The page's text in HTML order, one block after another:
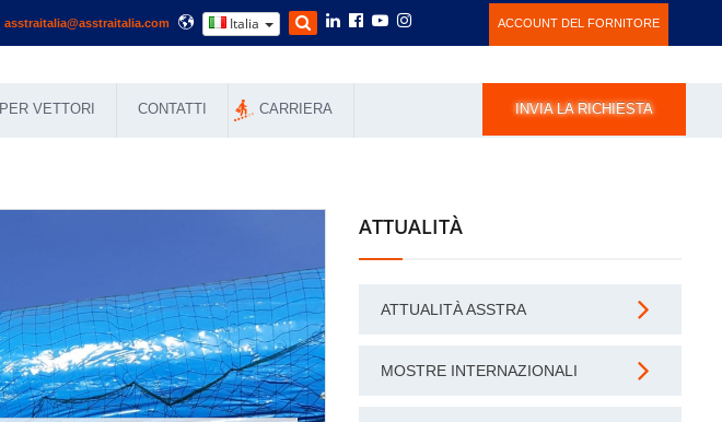
asstraitalia@asstraitalia.com Italia ACCOUNT DEL FORNITORE
PER VETTORI CONTATTI CARRIERA INVIA LA RICHIESTA
ATTUALITÀ
ATTUALITÀ ASSTRA
MOSTRE INTERNAZIONALI